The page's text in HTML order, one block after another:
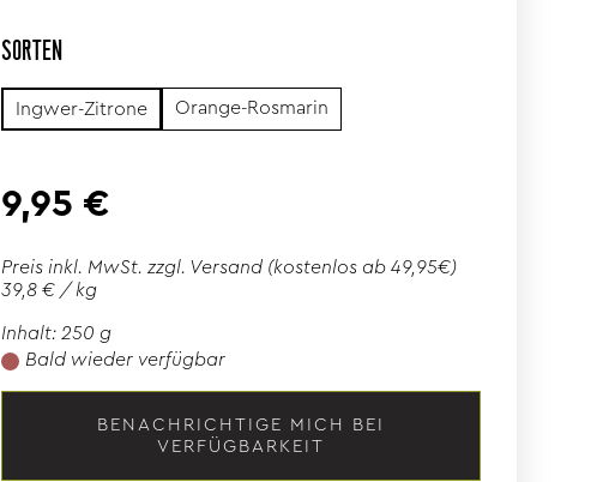
SORTEN
Ingwer-Zitrone Orange-Rosmarin
9,95 €
Preis inkl. MwSt. zzgl. Versand (kostenlos ab 49,95€)
39,8 € / kg
Inhalt: 250 g
Bald wieder verfügbar
BENACHRICHTIGE MICH BEI
VERFÜGBARKEIT